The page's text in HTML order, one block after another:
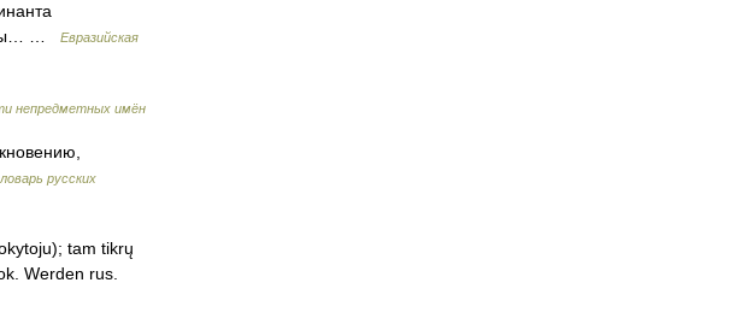
…
Евразийская
непредметных имён
русских
tam tikrų
Werden rus.